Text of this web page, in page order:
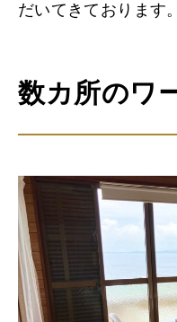
だいてきております。
数カ所のワ